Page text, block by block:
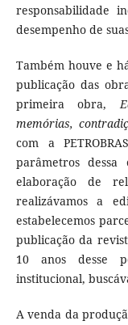
responsabilidade
desempenho de
Também houve e
publicação das
primeira obra,
memórias,
com a
parâmetros
elaboração de
realizávamos a
estabelecemos
publicação da
10 anos desse
institucional,
A venda da